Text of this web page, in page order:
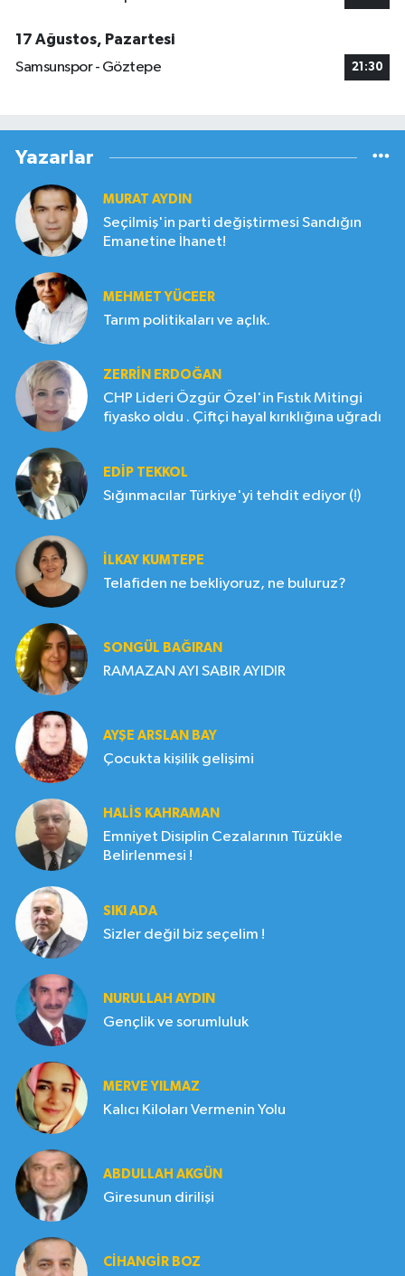
17 Ağustos, Pazartesi
Samsunspor - Göztepe
21:30
Yazarlar
MURAT AYDIN
Seçilmiş'in parti değiştirmesi Sandığın
Emanetine İhanet!
MEHMET YÜCEER
Tarım politikaları ve açlık.
ZERRIN ERDOĞAN
CHP Lideri Özgür Özel'in Fıstık Mitingi
fiyasko oldu . Çiftçi hayal kırıklığına uğradı
EDIP TEKKOL
Sığınmacılar Türkiye'yi tehdit ediyor (!)
İLKAY KUMTEPE
Telafiden ne bekliyoruz, ne buluruz?
SONGÜL BAĞIRAN
RAMAZAN AYI SABIR AYIDIR
AYŞE ARSLAN BAY
Çocukta kişilik gelişimi
HALIS KAHRAMAN
Emniyet Disiplin Cezalarının Tüzükle
Belirlenmesi !
SIKI ADA
Sizler değil biz seçelim !
NURULLAH AYDIN
Gençlik ve sorumluluk
MERVE YILMAZ
Kalıcı Kiloları Vermenin Yolu
ABDULLAH AKGÜN
Giresunun dirilişi
CIHANGIR BOZ